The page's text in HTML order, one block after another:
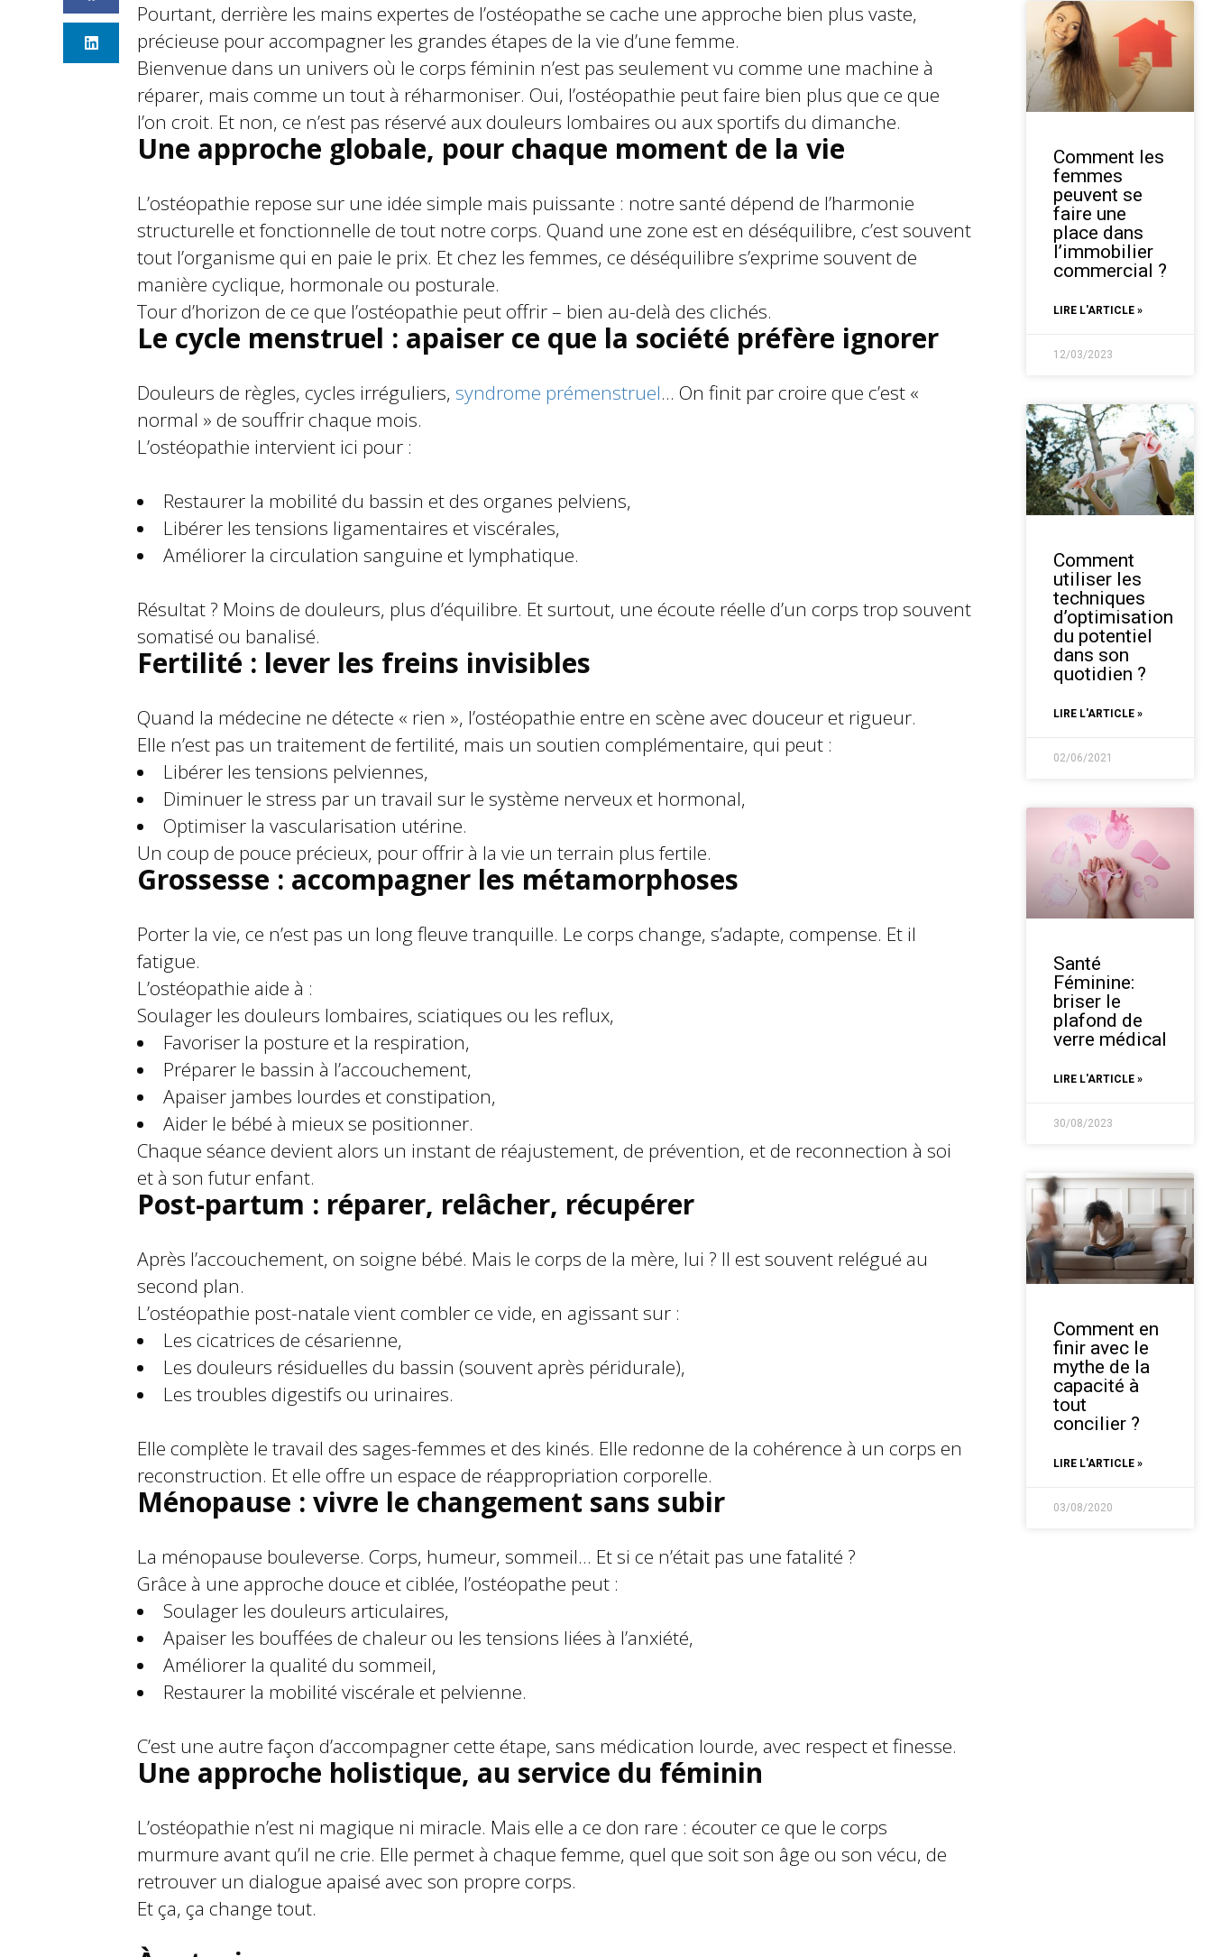
Pourtant, derrière les mains expertes de l’ostéopathe se cache une approche bien plus vaste,
précieuse pour accompagner les grandes étapes de la vie d’une femme.
Bienvenue dans un univers où le corps féminin n’est pas seulement vu comme une machine à
réparer, mais comme un tout à réharmoniser. Oui, l’ostéopathie peut faire bien plus que ce que
l’on croit. Et non, ce n’est pas réservé aux douleurs lombaires ou aux sportifs du dimanche.
Une approche globale, pour chaque moment de la vie
L’ostéopathie repose sur une idée simple mais puissante : notre santé dépend de l’harmonie
structurelle et fonctionnelle de tout notre corps. Quand une zone est en déséquilibre, c’est souvent
tout l’organisme qui en paie le prix. Et chez les femmes, ce déséquilibre s’exprime souvent de
manière cyclique, hormonale ou posturale.
Tour d’horizon de ce que l’ostéopathie peut offrir – bien au-delà des clichés.
Le cycle menstruel : apaiser ce que la société préfère ignorer
Douleurs de règles, cycles irréguliers, syndrome prémenstruel… On finit par croire que c’est «
normal » de souffrir chaque mois.
L’ostéopathie intervient ici pour :
Restaurer la mobilité du bassin et des organes pelviens,
Libérer les tensions ligamentaires et viscérales,
Améliorer la circulation sanguine et lymphatique.
Résultat ? Moins de douleurs, plus d’équilibre. Et surtout, une écoute réelle d’un corps trop souvent
somatisé ou banalisé.
Fertilité : lever les freins invisibles
Quand la médecine ne détecte « rien », l’ostéopathie entre en scène avec douceur et rigueur.
Elle n’est pas un traitement de fertilité, mais un soutien complémentaire, qui peut :
Libérer les tensions pelviennes,
Diminuer le stress par un travail sur le système nerveux et hormonal,
Optimiser la vascularisation utérine.
Un coup de pouce précieux, pour offrir à la vie un terrain plus fertile.
Grossesse : accompagner les métamorphoses
Porter la vie, ce n’est pas un long fleuve tranquille. Le corps change, s’adapte, compense. Et il
fatigue.
L’ostéopathie aide à :
Soulager les douleurs lombaires, sciatiques ou les reflux,
Favoriser la posture et la respiration,
Préparer le bassin à l’accouchement,
Apaiser jambes lourdes et constipation,
Aider le bébé à mieux se positionner.
Chaque séance devient alors un instant de réajustement, de prévention, et de reconnection à soi
et à son futur enfant.
Post-partum : réparer, relâcher, récupérer
Après l’accouchement, on soigne bébé. Mais le corps de la mère, lui ? Il est souvent relégué au
second plan.
L’ostéopathie post-natale vient combler ce vide, en agissant sur :
Les cicatrices de césarienne,
Les douleurs résiduelles du bassin (souvent après péridurale),
Les troubles digestifs ou urinaires.
Elle complète le travail des sages-femmes et des kinés. Elle redonne de la cohérence à un corps en
reconstruction. Et elle offre un espace de réappropriation corporelle.
Ménopause : vivre le changement sans subir
La ménopause bouleverse. Corps, humeur, sommeil… Et si ce n’était pas une fatalité ?
Grâce à une approche douce et ciblée, l’ostéopathe peut :
Soulager les douleurs articulaires,
Apaiser les bouffées de chaleur ou les tensions liées à l’anxiété,
Améliorer la qualité du sommeil,
Restaurer la mobilité viscérale et pelvienne.
C’est une autre façon d’accompagner cette étape, sans médication lourde, avec respect et finesse.
Une approche holistique, au service du féminin
L’ostéopathie n’est ni magique ni miracle. Mais elle a ce don rare : écouter ce que le corps
murmure avant qu’il ne crie. Elle permet à chaque femme, quel que soit son âge ou son vécu, de
retrouver un dialogue apaisé avec son propre corps.
Et ça, ça change tout.
Comment les
femmes
peuvent se
faire une
place dans
l’immobilier
commercial ?
LIRE L'ARTICLE »
12/03/2023
Comment
utiliser les
techniques
d’optimisation
du potentiel
dans son
quotidien ?
LIRE L'ARTICLE »
02/06/2021
Santé
Féminine:
briser le
plafond de
verre médical
LIRE L'ARTICLE »
30/08/2023
Comment en
finir avec le
mythe de la
capacité à
tout
concilier ?
LIRE L'ARTICLE »
03/08/2020